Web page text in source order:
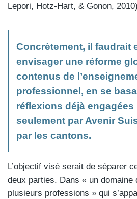
Lepori, Hotz-Hart, & Gonon,
Concrètement, il faudrait
envisager une réforme
contenus de
professionnel, en se
réflexions déjà engagées
seulement par Avenir
par les cantons.
L’objectif visé serait de séparer
deux parties. Dans « un domaine
plusieurs professions » qui